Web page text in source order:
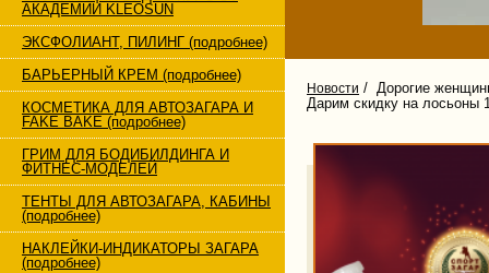
АКАДЕМИИ KLEOSUN
ЭКСФОЛИАНТ, ПИЛИНГ (подробнее)
БАРЬЕРНЫЙ КРЕМ (подробнее)
КОСМЕТИКА ДЛЯ АВТОЗАГАРА И
FAKE BAKE (подробнее)
ГРИМ ДЛЯ БОДИБИЛДИНГА И
ФИТНЕС-МОДЕЛЕЙ
ТЕНТЫ ДЛЯ АВТОЗАГАРА, КАБИНЫ
(подробнее)
НАКЛЕЙКИ-ИНДИКАТОРЫ ЗАГАРА
(подробнее)
Новости / Дорогие
Дарим скидку на лосьоны